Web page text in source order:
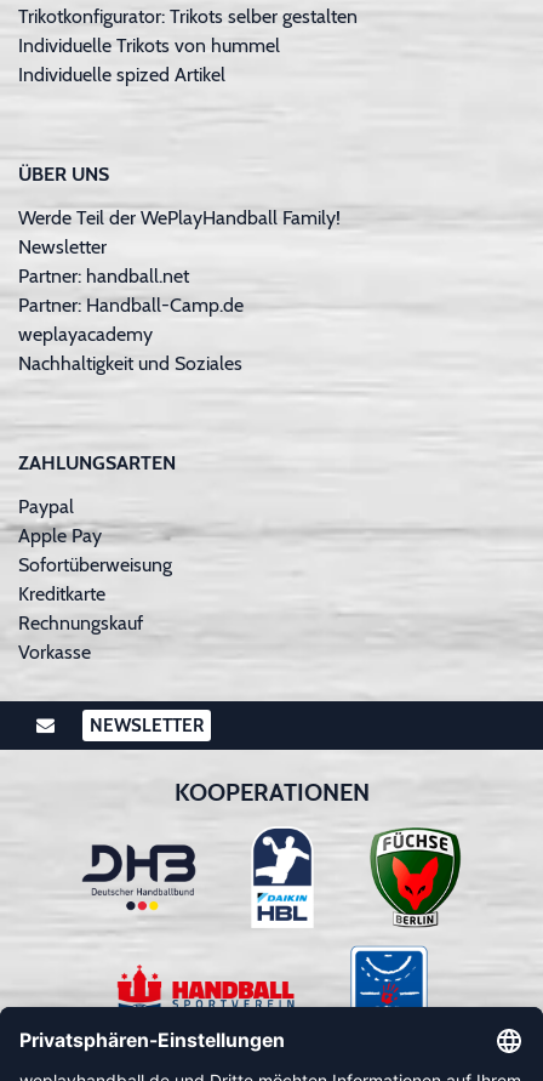
Trikotkonfigurator: Trikots selber gestalten
Individuelle Trikots von hummel
Individuelle spized Artikel
ÜBER UNS
Werde Teil der WePlayHandball Family!
Newsletter
Partner: handball.net
Partner: Handball-Camp.de
weplayacademy
Nachhaltigkeit und Soziales
ZAHLUNGSARTEN
Paypal
Apple Pay
Sofortüberweisung
Kreditkarte
Rechnungskauf
Vorkasse
NEWSLETTER
KOOPERATIONEN